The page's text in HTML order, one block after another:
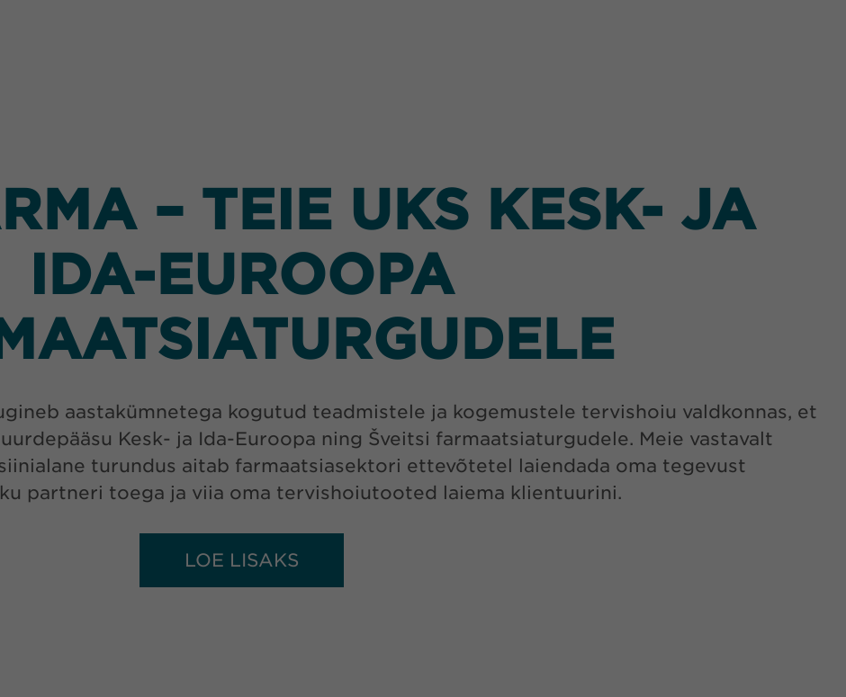
– TEIE UKS KESK- JA
IDA-EUROOPA
aastakümnetega kogutud teadmistele ja kogemustele tervishoiu valdkonnas, et
Kesk- ja Ida-Euroopa ning Šveitsi farmaatsiaturgudele. Meie vastavalt
turundus aitab farmaatsiasektori ettevõtetel laiendada oma tegevust
partneri toega ja viia oma tervishoiutooted laiema klientuurini.
LOE LISAKS